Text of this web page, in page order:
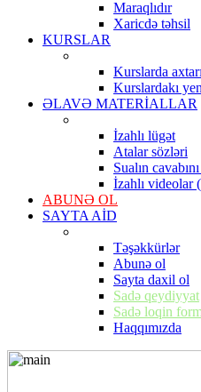
Maraqlıdır
Xaricdə təhsil
KURSLAR
Kurslarda
Kurslardakı
ƏLAVƏ MATERİALLAR
İzahlı lügət
Atalar sözləri
Sualın
İzahlı videolar
ABUNƏ OL
SAYTA AİD
Təşəkkürlər
Abunə ol
Sayta daxil ol
Sadə qeydiyyat
Sadə loqin
Haqqımızda